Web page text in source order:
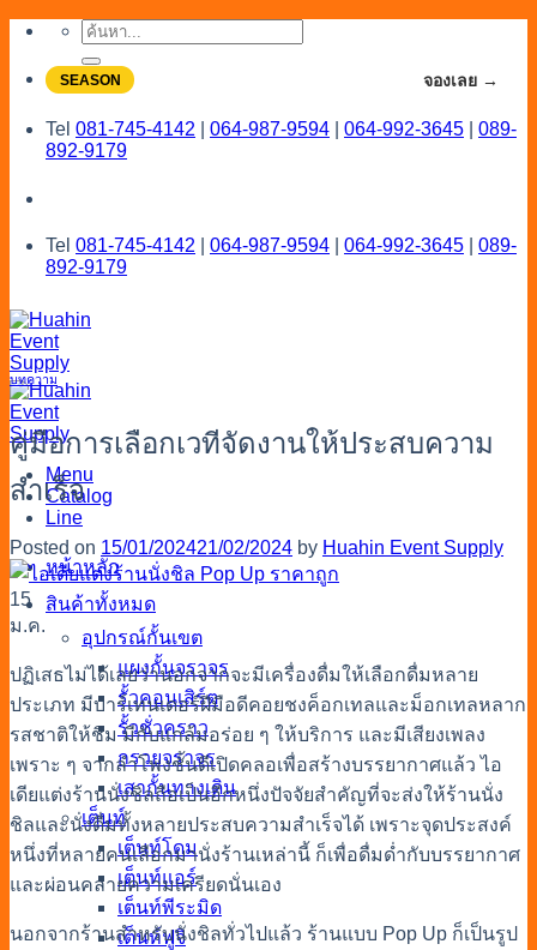
Skip
content
ค้นหา:
SEASON จองเลย →
Tel 081-745-4142 064-987-9594 064-992-3645
089-
892-9179
Tel 081-745-4142 064-987-9594 064-992-3645
089-
892-9179
Menu
Catalog
Line
หน้าหลัก
สินค้าทั้งหมด
อุปกรณ์กั้นเขต
แผงกั้นจราจร
รั้วคอนเสิร์ต
รั้วชั่วคราว
กรวยจราจร
เสากั้นทางเดิน
เต็นท์
เต็นท์โดม
เต็นท์แอร์
เต็นท์พีระมิด
เต็นท์ฟูจิ
บทความ
คู่มือการเลือกเวทีจัดงานให้ประสบความ
สำเร็จ
Posted on 15/01/202421/02/2024 by Huahin Event Supply
15
ม.ค.
ปฏิเสธไม่ได้เลยว่านอกจากจะมีเครื่องดื่มให้เลือกดื่มหลาย
ประเภท มีบาร์เทนเดอร์ฝีมือดีคอยชงค็อกเทลและม็อกเทลหลาก
รสชาติให้ชิม มีกับแกล้มอร่อย ๆ ให้บริการ และมีเสียงเพลง
เพราะ ๆ จากลำโพงชั้นดีเปิดคลอเพื่อสร้างบรรยากาศแล้ว ไอ
เดียแต่งร้านนั่งชิลถือเป็นอีกหนึ่งปัจจัยสำคัญที่จะส่งให้ร้านนั่ง
ชิลและนั่งดื่มทั้งหลายประสบความสำเร็จได้ เพราะจุดประสงค์
หนึ่งที่หลายคนเลือกมานั่งร้านเหล่านี้ ก็เพื่อดื่มด่ำกับบรรยากาศ
และผ่อนคลายความเครียดนั่นเอง
นอกจากร้านสำหรับนั่งชิลทั่วไปแล้ว ร้านแบบ Pop Up ก็เป็นรูป